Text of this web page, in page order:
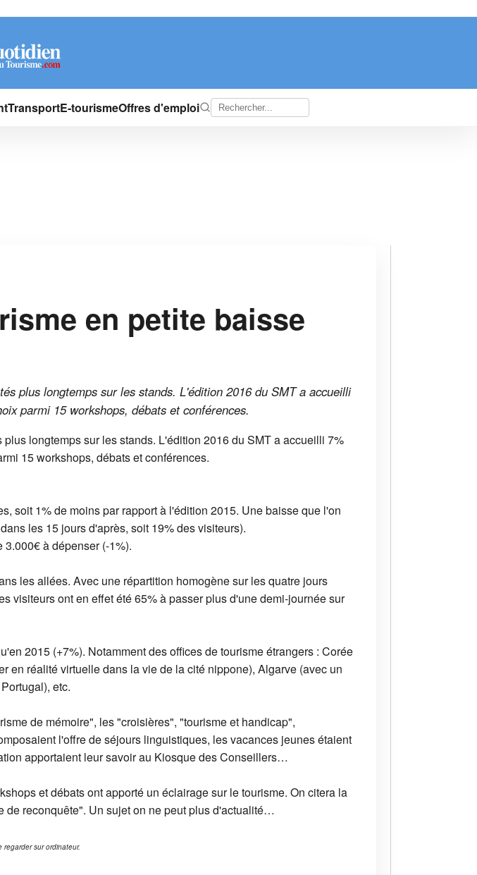
TransportE-tourismeOffres d'emploi
en petite baisse
plus longtemps sur les stands. L'édition 2016 du SMT a accueilli
parmi 15 workshops, débats et conférences.
longtemps sur les stands. L'édition 2016 du SMT a accueilli 7%
15 workshops, débats et conférences.
soit 1% de moins par rapport à l'édition 2015. Une baisse que l'on
les 15 jours d'après, soit 19% des visiteurs).
à dépenser (-1%).
les allées. Avec une répartition homogène sur les quatre jours
visiteurs ont en effet été 65% à passer plus d'une demi-journée sur
2015 (+7%). Notamment des offices de tourisme étrangers : Corée
en réalité virtuelle dans la vie de la cité nippone), Algarve (avec un
etc.
de mémoire", les "croisières", "tourisme et handicap",
l'offre de séjours linguistiques, les vacances jeunes étaient
apportaient leur savoir au Kiosque des Conseillers…
et débats ont apporté un éclairage sur le tourisme. On citera la
de reconquête". Un sujet on ne peut plus d'actualité…
sur ordinateur.